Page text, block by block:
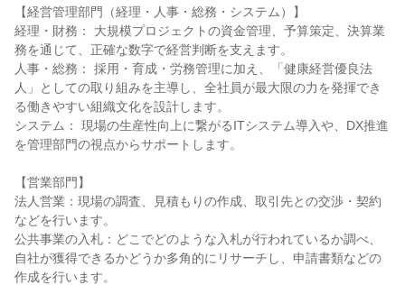
【経営管理部門（経理・人事・総務・システム）】
経理・財務： 大規模プロジェクトの資金管理、予算策定、決算業
務を通じて、正確な数字で経営判断を支えます。
人事・総務： 採用・育成・労務管理に加え、「健康経営優良法
人」としての取り組みを主導し、全社員が最大限の力を発揮でき
る働きやすい組織文化を設計します。
システム： 現場の生産性向上に繋がるITシステム導入や、DX推進
を管理部門の視点からサポートします。
【営業部門】
法人営業：現場の調査、見積もりの作成、取引先との交渉・契約
などを行います。
公共事業の入札：どこでどのような入札が行われているか調べ、
自社が獲得できるかどうか多角的にリサーチし、申請書類などの
作成を行います。